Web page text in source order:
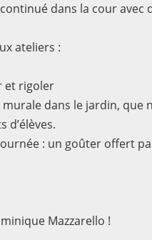
dans la cour avec
ateliers :
et rigoler
dans le jardin, que
d’élèves.
: un goûter offert
Mazzarello !